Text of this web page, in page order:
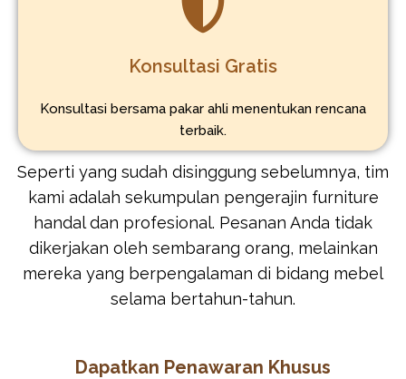
Konsultasi Gratis
Konsultasi bersama pakar ahli menentukan rencana
terbaik.
Seperti yang sudah disinggung sebelumnya, tim
kami adalah sekumpulan pengerajin furniture
handal dan profesional. Pesanan Anda tidak
dikerjakan oleh sembarang orang, melainkan
mereka yang berpengalaman di bidang mebel
selama bertahun-tahun.
Dapatkan Penawaran Khusus